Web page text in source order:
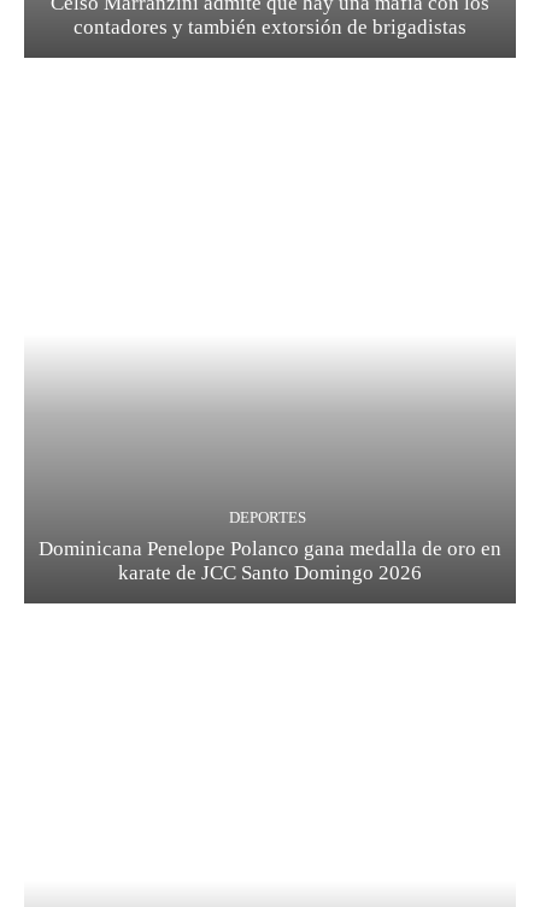
contadores y también extorsión de brigadistas
DEPORTES
Dominicana Penelope Polanco gana medalla de oro en
karate de JCC Santo Domingo 2026